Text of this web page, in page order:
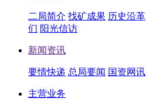
二局简介 找矿成果 历史沿革
们 阳光信访
新闻资讯
要情快递 总局要闻 国资网讯
主营业务